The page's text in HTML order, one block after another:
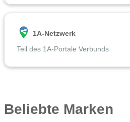
1A-Netzwerk
Teil des 1A-Portale Verbunds
Beliebte Marken